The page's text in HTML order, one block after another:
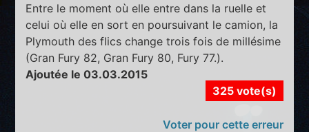
Entre le moment où elle entre dans la ruelle et
celui où elle en sort en poursuivant le camion, la
Plymouth des flics change trois fois de millésime
(Gran Fury 82, Gran Fury 80, Fury 77.).
Ajoutée le 03.03.2015
325 vote(s)
Voter pour cette erreur